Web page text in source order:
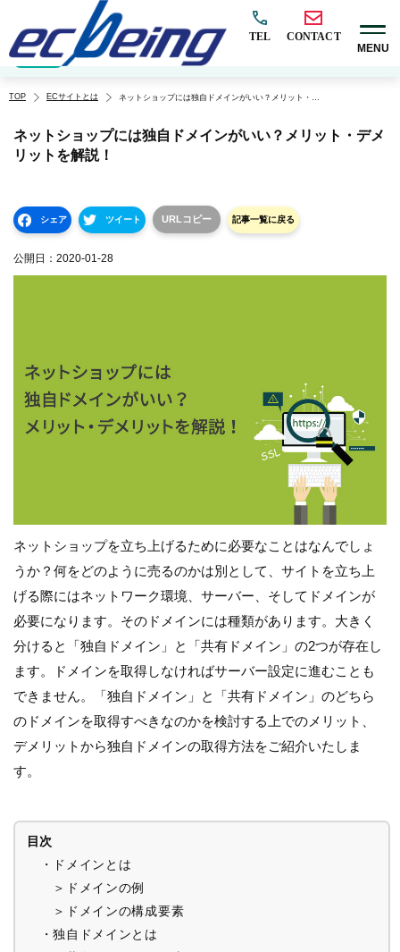
TEL
CONTACT
MENU
TOP ECサイトとは ネットショップには独自ドメインがいい？メリット・デメリットを解説！
ネットショップには独自ドメインがいい？メリット・デメ
リットを解説！
シェア ツイート URLコピー 記事一覧に戻る
公開日： 2020-01-28
ネットショップを立ち上げるために必要なことはなんでしょ
うか？何をどのように売るのかは別として、サイトを立ち上
げる際にはネットワーク環境、サーバー、そしてドメインが
必要になります。そのドメインには種類があります。大きく
分けると「独自ドメイン」と「共有ドメイン」の2つが存在し
ます。ドメインを取得しなければサーバー設定に進むことも
できません。「独自ドメイン」と「共有ドメイン」のどちら
のドメインを取得すべきなのかを検討する上でのメリット、
デメリットから独自ドメインの取得方法をご紹介いたしま
す。
目次
・ドメインとは
＞ドメインの例
＞ドメインの構成要素
・独自ドメインとは
カテゴリ EC構築 マーケティング BtoB